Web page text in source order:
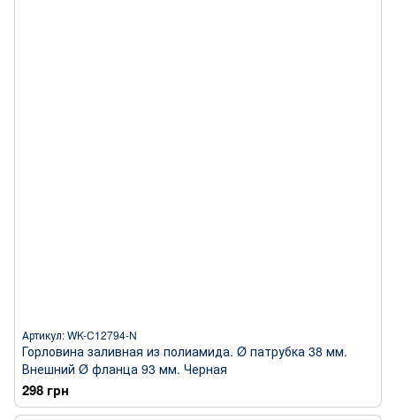
Артикул: WK-C12794-N
Горловина заливная из полиамида. Ø патрубка 38 мм.
Внешний Ø фланца 93 мм. Черная
298 грн